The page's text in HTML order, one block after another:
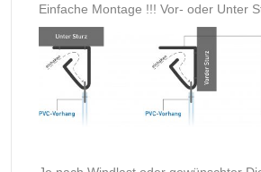
Einfache Montage !!! Vor- oder Unter